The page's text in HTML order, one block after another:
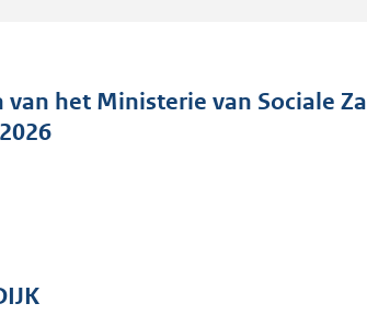
het Ministerie van Sociale